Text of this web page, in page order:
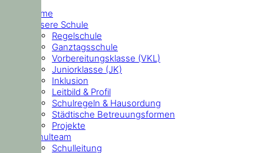
Home
Unsere Schule
Regelschule
Ganztagsschule
Vorbereitungsklasse (VKL)
Juniorklasse (JK)
Inklusion
Leitbild & Profil
Schulregeln & Hausordung
Städtische Betreuungsformen
Projekte
Schulteam
Schulleitung